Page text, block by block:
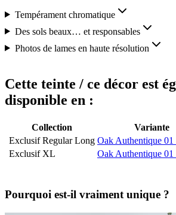
Tempérament chromatique
Des sols beaux… et responsables
Photos de lames en haute résolution
Cette teinte / ce décor est
disponible en :
Collection
Variante
Exclusif Regular Long Oak Authentique 01
Exclusif XL
Oak Authentique 01
Pourquoi est-il vraiment unique ?